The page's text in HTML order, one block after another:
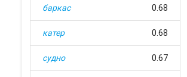
баркас 0.68
катер 0.68
судно 0.67